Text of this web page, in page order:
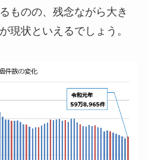
ものの、残念ながら大き
現状といえるでしょう。